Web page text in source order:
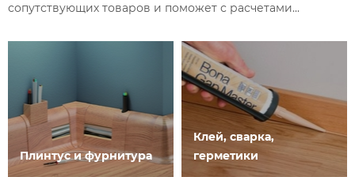
сопутствующих товаров и поможет с расчетами...
Плинтус и фурнитура
Клей, сварка,
герметики